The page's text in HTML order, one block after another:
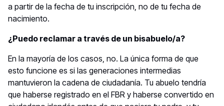
a partir de la fecha de tu inscripción, no de tu fecha de
nacimiento.
¿Puedo reclamar a través de un bisabuelo/a?
En la mayoría de los casos, no. La única forma de que
esto funcione es si las generaciones intermedias
mantuvieron la cadena de ciudadanía. Tu abuelo tendría
que haberse registrado en el FBR y haberse convertido en